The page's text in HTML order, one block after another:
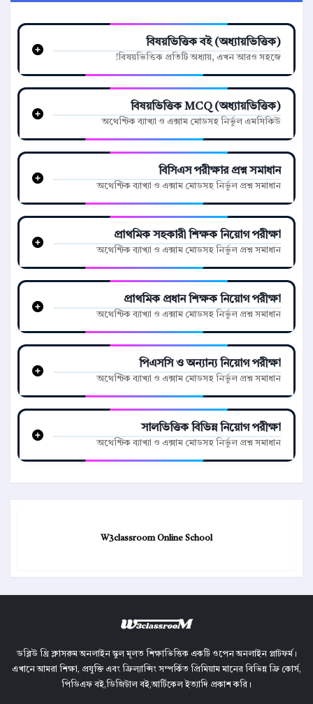
বিষয়ভিত্তিক বই (অধ্যায়ভিত্তিক)
বিষয়ভিত্তিক প্রতিটি অধ্যায়, এখন আরও সহজে!
বিষয়ভিত্তিক MCQ (অধ্যায়ভিত্তিক)
অথেন্টিক ব্যাখ্যা ও এক্সাম মোডসহ নির্ভুল এমসিকিউ
বিসিএস পরীক্ষার প্রশ্ন সমাধান
অথেন্টিক ব্যাখ্যা ও এক্সাম মোডসহ নির্ভুল প্রশ্ন সমাধান
প্রাথমিক সহকারী শিক্ষক নিয়োগ পরীক্ষা
অথেন্টিক ব্যাখ্যা ও এক্সাম মোডসহ নির্ভুল প্রশ্ন সমাধান
প্রাথমিক প্রধান শিক্ষক নিয়োগ পরীক্ষা
অথেন্টিক ব্যাখ্যা ও এক্সাম মোডসহ নির্ভুল প্রশ্ন সমাধান
পিএসসি ও অন্যান্য নিয়োগ পরীক্ষা
অথেন্টিক ব্যাখ্যা ও এক্সাম মোডসহ নির্ভুল প্রশ্ন সমাধান
সালভিত্তিক বিভিন্ন নিয়োগ পরীক্ষা
অথেন্টিক ব্যাখ্যা ও এক্সাম মোডসহ নির্ভুল প্রশ্ন সমাধান
W3classroom Online School
ডব্লিউ থ্রি ক্লাসরুম অনলাইন স্কুল মূলত শিক্ষাভিত্তিক একটি ওপেন অনলাইন প্লাটফর্ম।
এখানে আমরা শিক্ষা, প্রযুক্তি এবং ফ্রিল্যান্সিং সম্পর্কিত প্রিমিয়াম মানের বিভিন্ন ফ্রি কোর্স,
পিডিএফ বই,ডিজিটাল বই,আর্টিকেল ইত্যাদি প্রকাশ করি।